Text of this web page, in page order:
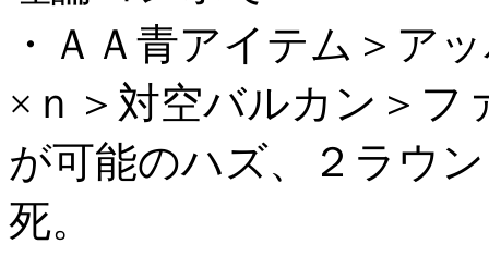
・ＡＡ青アイテム＞ア
×ｎ＞対空バルカン＞フ
が可能のハズ、２ラウ
死。